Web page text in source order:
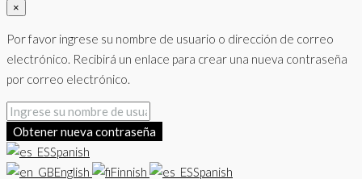
×
Por favor ingrese su nombre de usuario o dirección de correo
electrónico. Recibirá un enlace para crear una nueva contraseña
por correo electrónico.
Obtener nueva contraseña
Spanish
English
Finnish Spanish